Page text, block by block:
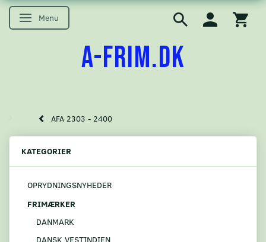
Skifte navigation
Menu
A-FRIM.DK
AFA 2303 - 2400
KATEGORIER
OPRYDNINGSNYHEDER
FRIMÆRKER
DANMARK
DANSK VESTINDIEN